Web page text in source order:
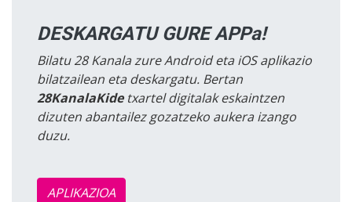
DESKARGATU GURE APPa!
Bilatu 28 Kanala zure Android eta iOS aplikazio
bilatzailean eta deskargatu. Bertan
28KanalaKidetxartel digitalak eskaintzen
dizuten abantailez gozatzeko aukera izango
duzu.
APLIKAZIOA